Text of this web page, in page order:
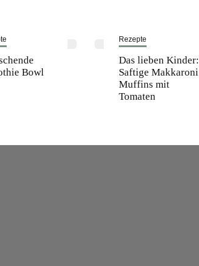
Bowl
Rezepte
Das lieben Kinder:
Saftige Makkaroni
Muffins mit
Tomaten